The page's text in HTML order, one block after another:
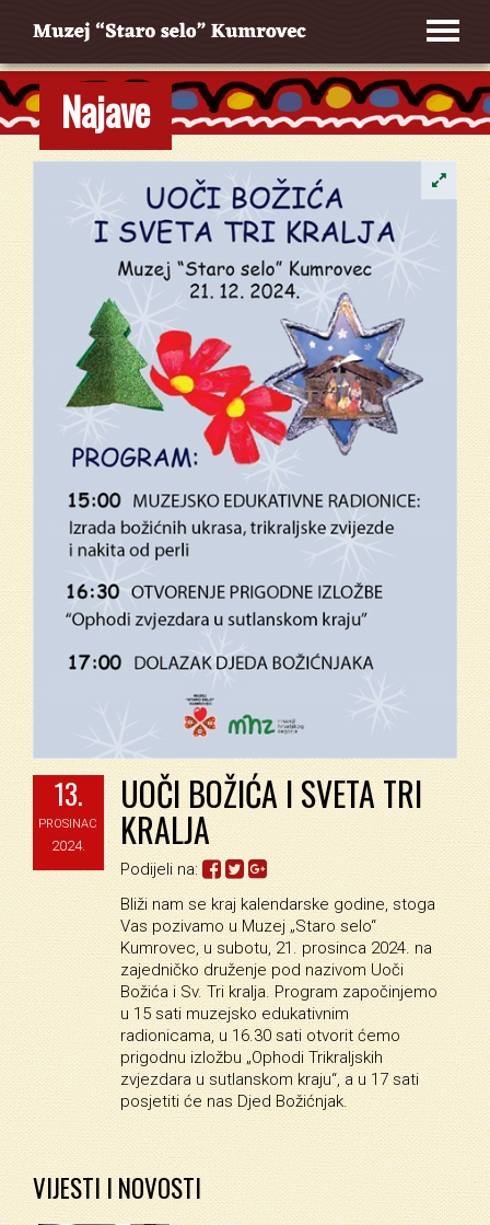
Najave
13.
PROSINAC
2024.
UOČI BOŽIĆA I SVETA TRI
KRALJA
Podijeli na:
Bliži nam se kraj kalendarske godine, stoga
Vas pozivamo u Muzej „Staro selo“
Kumrovec, u subotu, 21. prosinca 2024. na
zajedničko druženje pod nazivom Uoči
Božića i Sv. Tri kralja. Program započinjemo
u 15 sati muzejsko edukativnim
radionicama, u 16.30 sati otvorit ćemo
prigodnu izložbu „Ophodi Trikraljskih
zvjezdara u sutlanskom kraju“, a u 17 sati
posjetiti će nas Djed Božićnjak.
VIJESTI I NOVOSTI